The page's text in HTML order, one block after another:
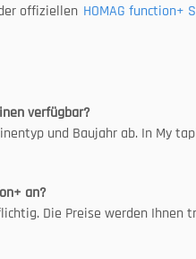
offiziellen HOMAG function+
verfügbar?
und Baujahr ab. In My
an?
Die Preise werden Ihnen